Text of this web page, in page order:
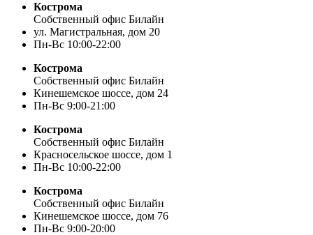
Кострома
Собственный офис Билайн
ул. Магистральная, дом 20
Пн-Вс 10:00-22:00
Кострома
Собственный офис Билайн
Кинешемское шоссе, дом 24
Пн-Вс 9:00-21:00
Кострома
Собственный офис Билайн
Красносельское шоссе, дом 1
Пн-Вс 10:00-22:00
Кострома
Собственный офис Билайн
Кинешемское шоссе, дом 76
Пн-Вс 9:00-20:00